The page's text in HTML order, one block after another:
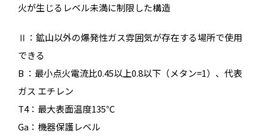
火が生じるレベル未満に制限した構造
Ⅱ：鉱山以外の爆発性ガス雰囲気が存在する場所で使用
できる
B ：最小点火電流比0.45以上0.8以下（メタン=1）、代表
ガス エチレン
T4：最大表面温度135℃
Ga：機器保護レベル